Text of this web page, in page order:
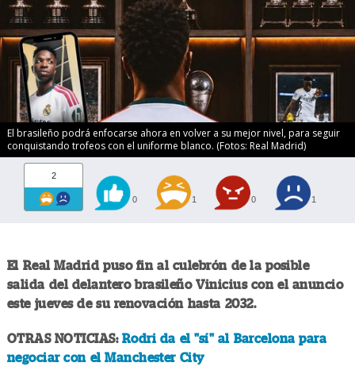
El brasileño podrá enfocarse ahora en volver a su mejor nivel, para seguir
conquistando trofeos con el uniforme blanco. (Fotos: Real Madrid)
2
0 1 0 1
El Real Madrid puso fin al culebrón de la posible
salida del delantero brasileño Vinicius con el anuncio
este jueves de su renovación hasta 2032.
OTRAS NOTICIAS: Rodri da el "sí" al Barcelona para
negociar con el Manchester City